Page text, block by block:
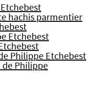
hachis parmentier
Etchebest
Philippe Etchebest
Philippe